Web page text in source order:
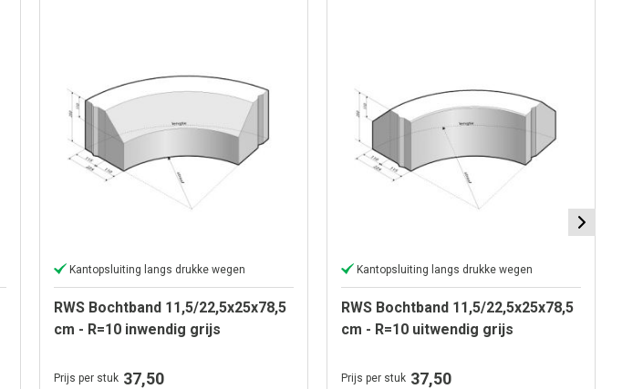
Kantopsluiting langs drukke wegen
RWS Bochtband 11,5/22,5x25x78,5
cm - R=10 inwendig grijs
Prijs per stuk 37,50
Kantopsluiting langs drukke wegen
RWS Bochtband 11,5/22,5x25x78,5
cm - R=10 uitwendig grijs
Prijs per stuk 37,50